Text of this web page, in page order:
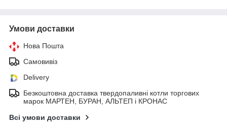
Умови доставки
Нова Пошта
Самовивіз
Delivery
Безкоштовна доставка твердопаливні котли торгових
марок МАРТЕН, БУРАН, АЛЬТЕП і КРОНАС
Всі умови доставки